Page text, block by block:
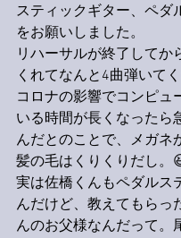
スティックギター、ペダ
をお願いしました。
リハーサルが終了してか
くれてなんと4曲弾いてく
コロナの影響でコンピュ
いる時間が長くなったら
んだとのことで、メガネ
髪の毛はくりくりだし。
実は佐橋くんもペダルス
んだけど、教えてもらっ
んのお父様なんだって。